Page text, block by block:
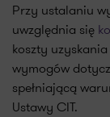
Przy ustalaniu
uwzględnia się
koszty
wymogów
spełniającą
Ustawy CIT.